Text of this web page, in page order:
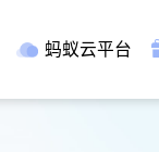
蚂蚁云平台